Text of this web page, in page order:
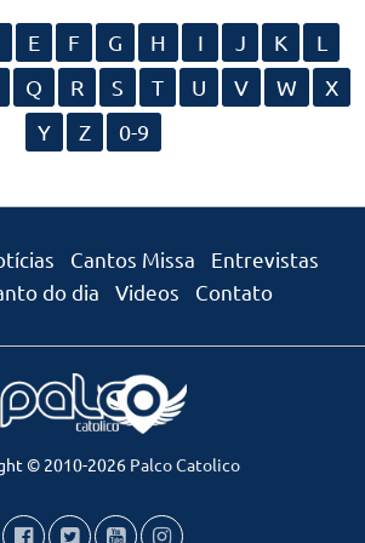
E F G H I J K
L
Q R S T U V W
X
Y
Z 0-9
Cantos Missa
Entrevistas
do dia Videos Contato
© 2010-2026 Palco Catolico